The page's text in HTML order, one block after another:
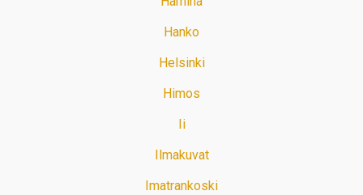
Hanko
Helsinki
Himos
Ii
Ilmakuvat
Imatrankoski